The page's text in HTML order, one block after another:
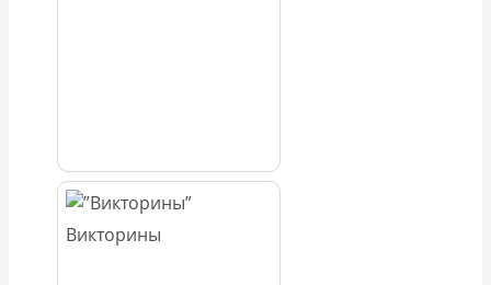
Викторины